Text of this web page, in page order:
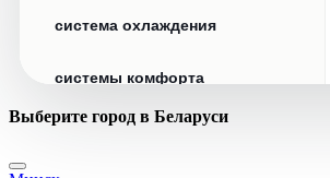
система охлаждения
системы комфорта
стекла
Выберите город в Беларуси